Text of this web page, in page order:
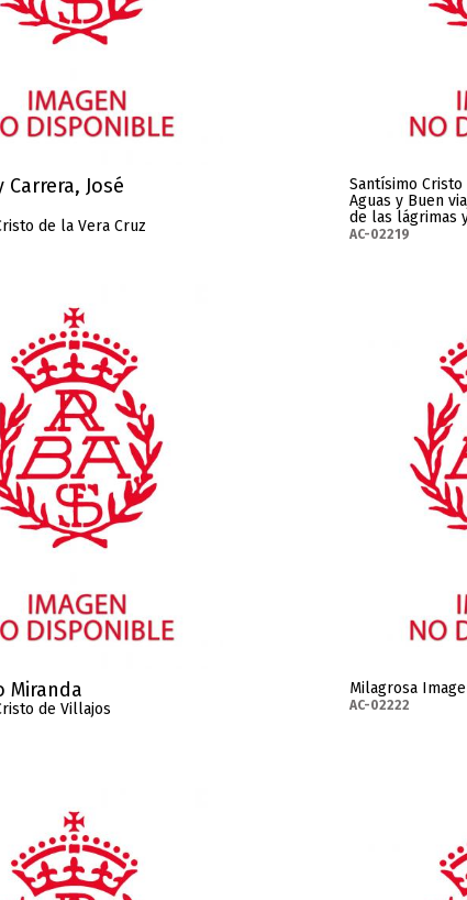
Carrera, José
de la Vera Cruz
Santísimo Cristo
Aguas y Buen
de las lágrimas
AC-02219
Miranda
de Villajos
Milagrosa
AC-02222